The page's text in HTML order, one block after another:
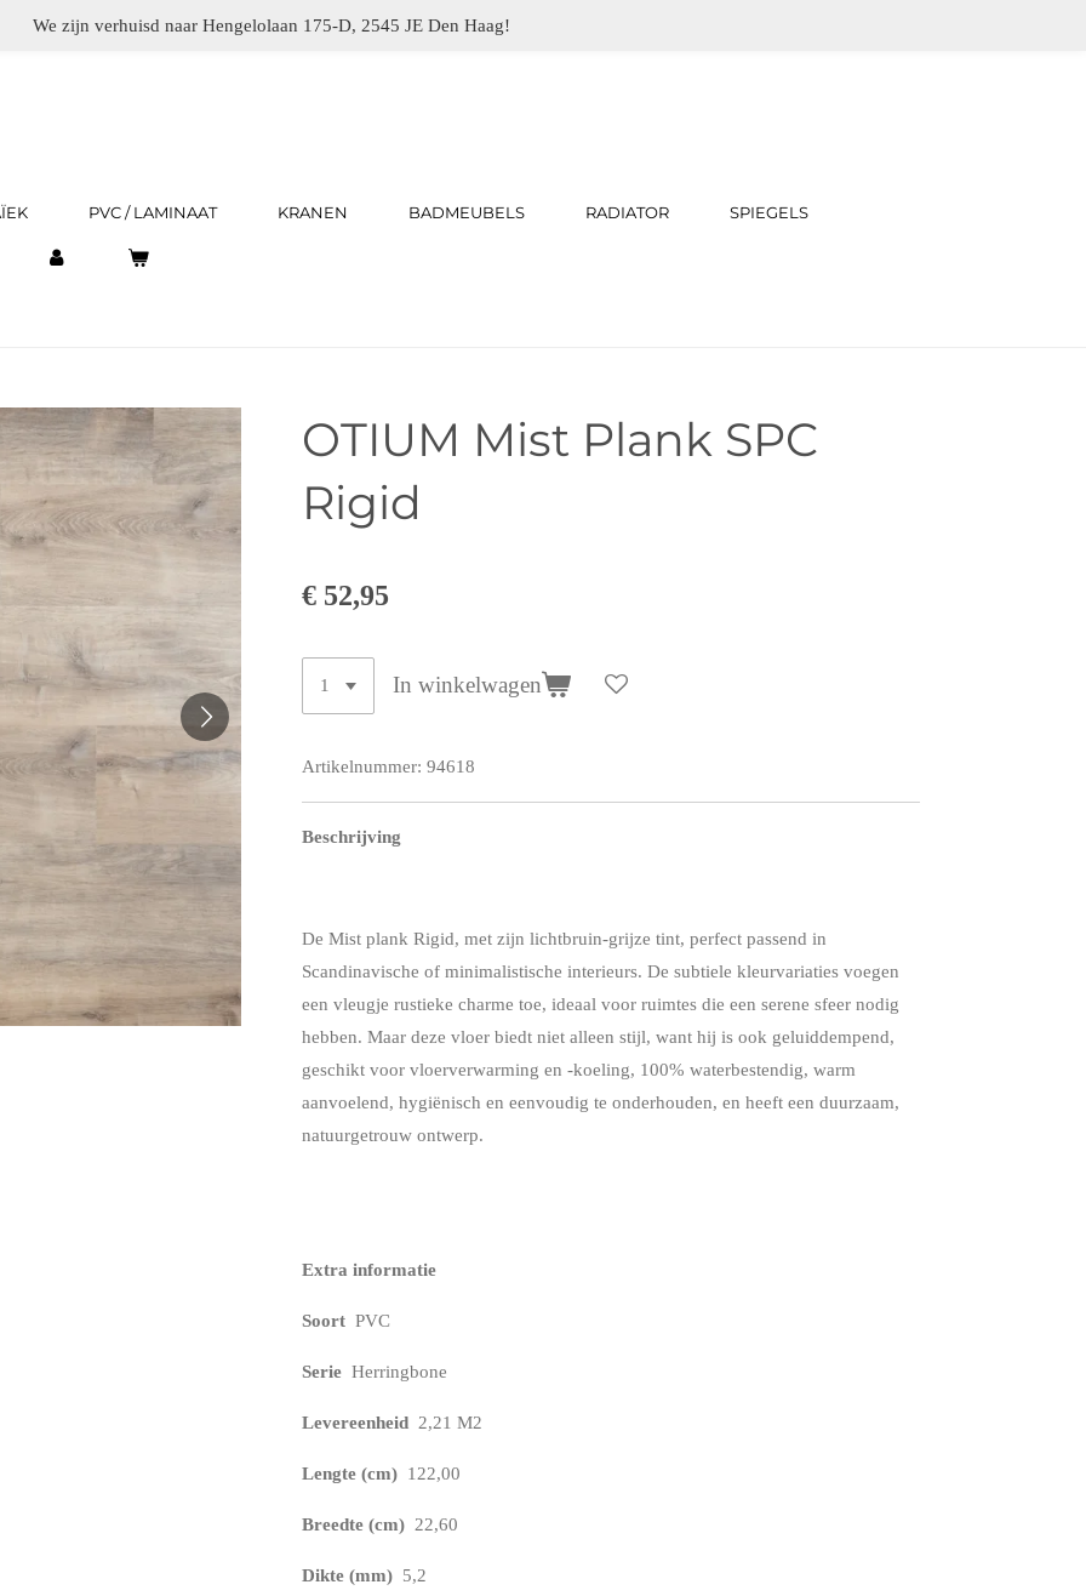
We zijn verhuisd naar Hengelolaan 175-D, 2545 JE Den Haag!
PVC / LAMINAAT KRANEN BADMEUBELS RADIATOR SPIEGELS
OTIUM Mist Plank SPC
Rigid
€ 52,95
In winkelwagen
Artikelnummer: 94618
Beschrijving
De Mist plank Rigid, met zijn lichtbruin-grijze tint, perfect passend in
Scandinavische of minimalistische interieurs. De subtiele kleurvariaties voegen
een vleugje rustieke charme toe, ideaal voor ruimtes die een serene sfeer nodig
hebben. Maar deze vloer biedt niet alleen stijl, want hij is ook geluiddempend,
geschikt voor vloerverwarming en -koeling, 100% waterbestendig, warm
aanvoelend, hygiënisch en eenvoudig te onderhouden, en heeft een duurzaam,
natuurgetrouw ontwerp.
Extra informatie
Soort PVC
Serie Herringbone
Levereenheid 2,21 M2
Lengte (cm) 122,00
Breedte (cm) 22,60
Dikte (mm) 5,2